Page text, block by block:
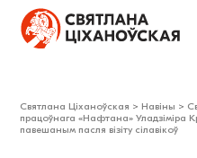
Святлана Ціханоўская > Навіны >
працоўнага «Нафтана» Уладзіміра
павешаным пасля візіту сілавікоў